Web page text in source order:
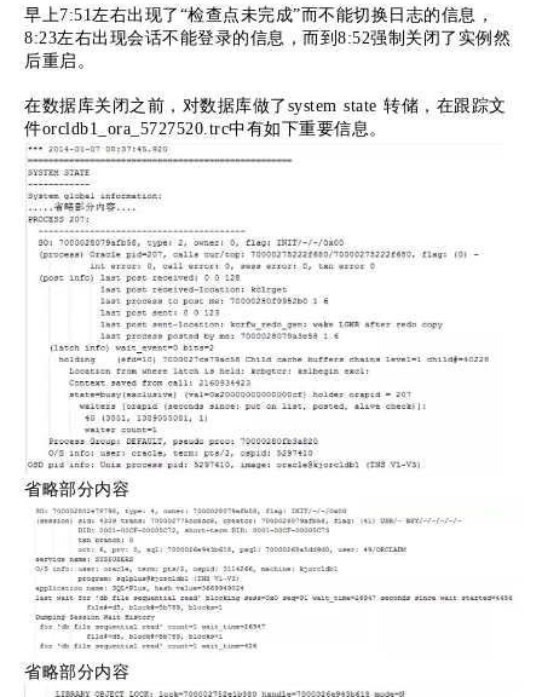
早上7:51左右出现了“检查点未完成”而不能切换日志的信息，
8:23左右出现会话不能登录的信息，而到8:52强制关闭了实例然
后重启。
在数据库关闭之前，对数据库做了system state 转储，在跟踪文
件orcldb1_ora_5727520.trc中有如下重要信息。
省略部分内容
省略部分内容